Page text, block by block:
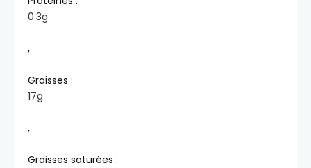
0.3g
,
Graisses :
17g
,
Graisses saturées :